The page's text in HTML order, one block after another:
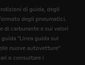
di guida, degli
degli pneumatici.
di carburante e sui valori
"Linea guida sul
nuove autovetture"
o consultare i